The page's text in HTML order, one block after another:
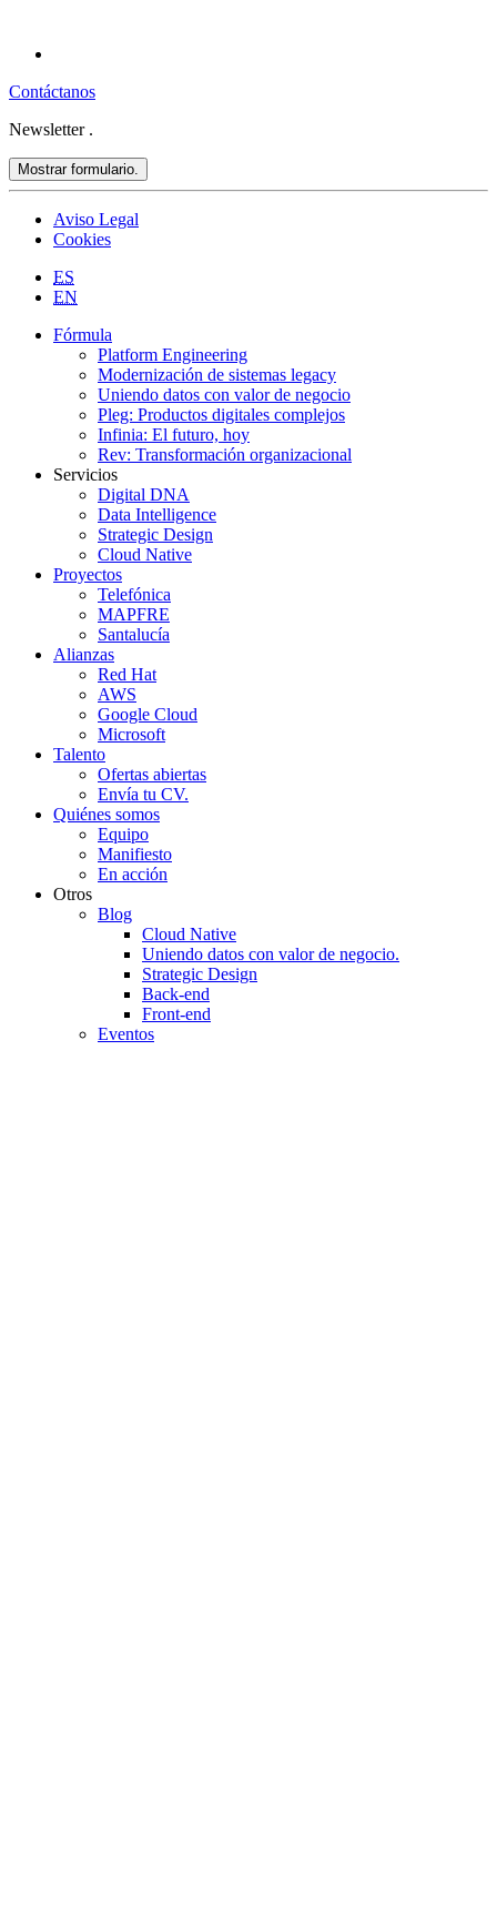
Contáctanos
Newsletter .
Mostrar formulario.
Aviso Legal
Cookies
ES
EN
Fórmula
Platform Engineering
Modernización de sistemas legacy
Uniendo datos con valor de negocio
Pleg: Productos digitales complejos
Infinia: El futuro, hoy
Rev: Transformación organizacional
Servicios
Digital DNA
Data Intelligence
Strategic Design
Cloud Native
Proyectos
Telefónica
MAPFRE
Santalucía
Alianzas
Red Hat
AWS
Google Cloud
Microsoft
Talento
Ofertas abiertas
Envía tu CV.
Quiénes somos
Equipo
Manifiesto
En acción
Otros
Blog
Cloud Native
Uniendo datos con valor de negocio.
Strategic Design
Back-end
Front-end
Eventos